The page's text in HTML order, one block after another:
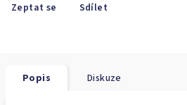
Zeptat se Sdílet
Popis Diskuze